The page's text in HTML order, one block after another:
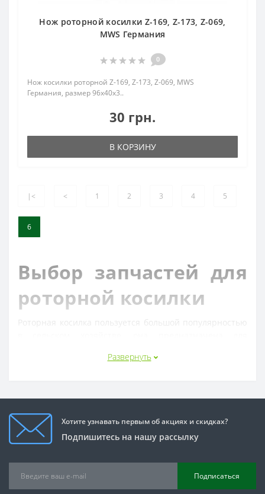
Нож роторной косилки Z-169, Z-173, Z-069,
MWS Германия
0
Нож косилки роторной Z-169, Z-173, Z-069, MWS
Германия, размер 96х40х3..
30 грн.
В КОРЗИНУ
|< < 1 2 3 4 5
6
Выбор запчастей для
роторной косилки
Роторная косилка пользуется большой популярностью
кустарников. Производители предлагают разные
запчасти, которые будут соответствовать оригиналу, а
также смогут способствовать долговечной и
продуктивной работе техники.
Особенности и
разновидности
Развернуть
Хотите узнавать первым об акциях и скидках?
Подпишитесь на нашу рассылку
Подписаться